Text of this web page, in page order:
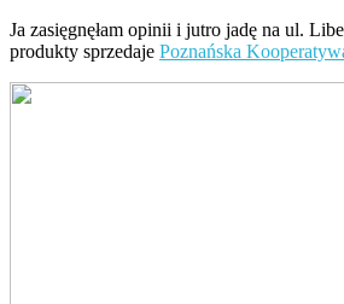
Ja zasięgnęłam opinii i jutro jadę na ul.
produkty sprzedaje Poznańska